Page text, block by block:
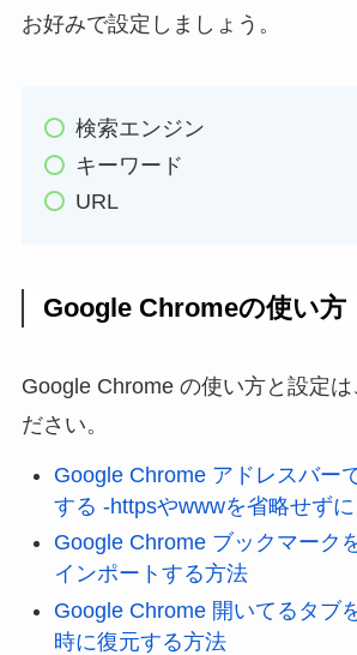
お好みで設定しましょう。
検索エンジン
キーワード
URL
Google Chromeの使い方
Google Chrome の使い方と設定は
ださい。
Google Chrome アドレスバー
する -httpsやwwwを省略せずに
Google Chrome ブックマーク
インポートする方法
Google Chrome 開いてるタブ
時に復元する方法